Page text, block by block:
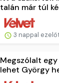
talán már túl
3 nappal
Megszólalt
lehet György